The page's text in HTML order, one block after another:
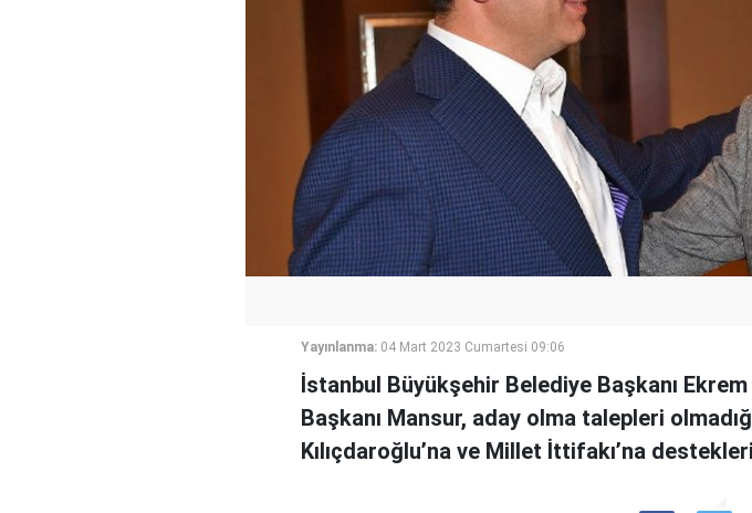
Yayınlanma: 04 Mart 2023 Cumartesi 09:06
İstanbul Büyükşehir Belediye Başkanı
Başkanı Mansur, aday olma talepleri
Kılıçdaroğlu’na ve Millet İttifakı’na